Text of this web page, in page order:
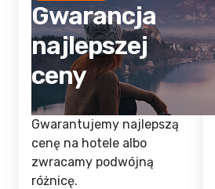
Gwarancja
najlepszej
ceny
Gwarantujemy najlepszą
cenę na hotele albo
zwracamy podwójną
różnicę.